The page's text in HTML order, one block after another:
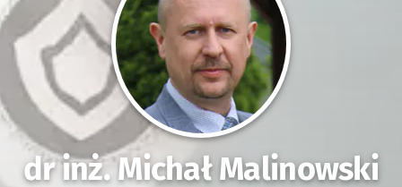
dr inż. Michał Malinowski